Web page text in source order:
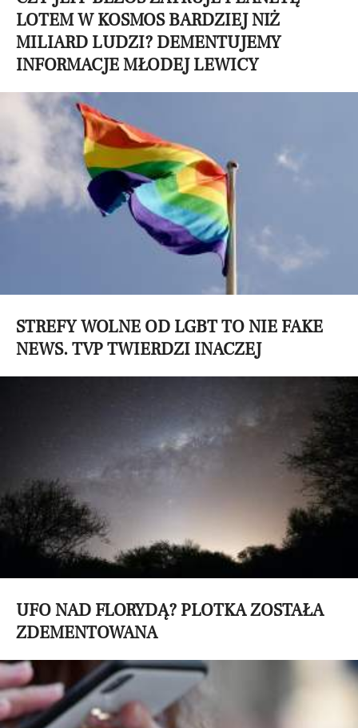
LOTEM W KOSMOS BARDZIEJ NIŻ
MILIARD LUDZI? DEMENTUJEMY
INFORMACJE MŁODEJ LEWICY
STREFY WOLNE OD LGBT TO NIE FAKE
NEWS. TVP TWIERDZI INACZEJ
UFO NAD FLORYDĄ? PLOTKA ZOSTAŁA
ZDEMENTOWANA